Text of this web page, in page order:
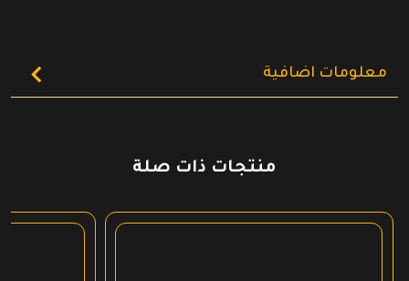
معلومات اضافية
منتجات ذات صلة